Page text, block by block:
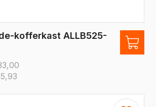
kofferkast ALLB525-